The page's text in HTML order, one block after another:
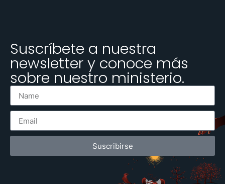
Suscríbete a nuestra
newsletter y conoce más
sobre nuestro ministerio.
Suscribirse